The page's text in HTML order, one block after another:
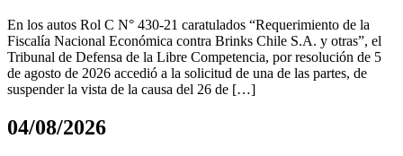
En los autos Rol C N° 430-21 caratulados “Requerimiento de la
Fiscalía Nacional Económica contra Brinks Chile S.A. y otras”, el
Tribunal de Defensa de la Libre Competencia, por resolución de 5
de agosto de 2026 accedió a la solicitud de una de las partes, de
suspender la vista de la causa del 26 de […]
04/08/2026